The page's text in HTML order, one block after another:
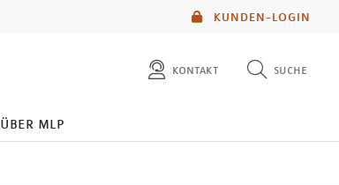
KUNDEN-LOGIN
kontakt suche
über mlp